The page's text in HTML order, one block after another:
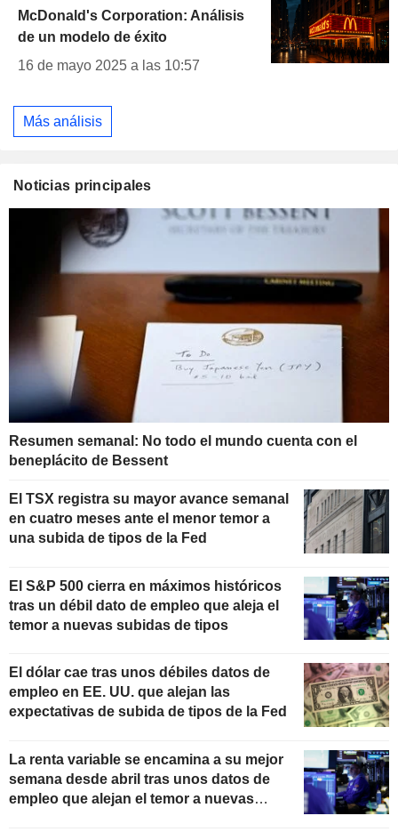
McDonald's Corporation: Análisis
de un modelo de éxito
16 de mayo 2025 a las 10:57
Más análisis
Noticias principales
Resumen semanal: No todo el mundo cuenta con el
beneplácito de Bessent
El TSX registra su mayor avance semanal
en cuatro meses ante el menor temor a
una subida de tipos de la Fed
El S&P 500 cierra en máximos históricos
tras un débil dato de empleo que aleja el
temor a nuevas subidas de tipos
El dólar cae tras unos débiles datos de
empleo en EE. UU. que alejan las
expectativas de subida de tipos de la Fed
La renta variable se encamina a su mejor
semana desde abril tras unos datos de
empleo que alejan el temor a nuevas